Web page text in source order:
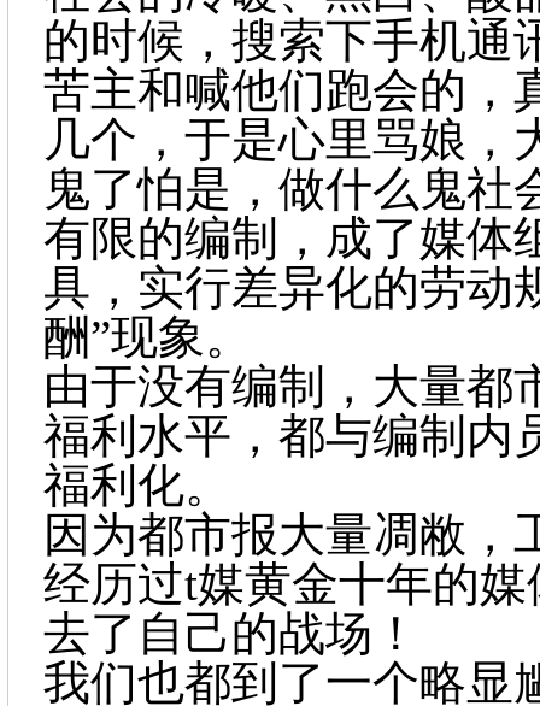
的时候，搜索下手机通
苦主和喊他们跑会的，
几个，于是心里骂娘，
鬼了怕是，做什么鬼社
有限的编制，成了媒体
具，实行差异化的劳动
酬”现象。
由于没有编制，大量都
福利水平，都与编制内
福利化。
因为都市报大量凋敝，
经历过t媒黄金十年的
去了自己的战场！
我们也都到了一个略显